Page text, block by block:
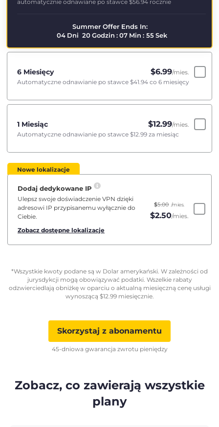
automatycznie odnawiane po stawce $56.94 rocznie
Summer Offer Ends In:
04 Dni 20Godzin :07 Min : 55Sek
6 Miesięcy $6.99/mies.
Automatyczne odnawianie po stawce $41.94 co 6 miesięcy
1 Miesiąc $12.99/mies.
Automatyczne odnawianie po stawce $12.99 za miesiąc
Nowe lokalizacje
Dodaj dedykowane IP
Ulepsz swoje doświadczenie VPN dzięki
adresowi IP przypisanemu wyłącznie do
Ciebie.
Zobacz dostępne lokalizacje
$5.00 /mies.
$2.50/mies.
*Wszystkie kwoty podane są w Dolar amerykański. W zależności od
jurysdykcji mogą obowiązywać podatki. Wszelkie rabaty
odzwierciedlają obniżkę w oparciu o aktualną miesięczną cenę usługi
wynoszącą $12.99miesięcznie.
Skorzystaj z abonamentu
45-dniowa gwarancja zwrotu pieniędzy
Zobacz, co zawierają wszystkie
plany